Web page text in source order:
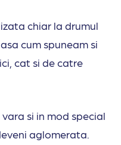
chiar la drumul
cum spuneam si
cat si de catre
si in mod special
aglomerata.